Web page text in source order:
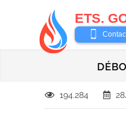
ETS.
0485
194.284